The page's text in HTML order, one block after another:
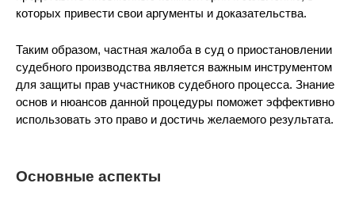
которых привести свои аргументы и доказательства.
Таким образом, частная жалоба в суд о приостановлении
судебного производства является важным инструментом
для защиты прав участников судебного процесса. Знание
основ и нюансов данной процедуры поможет эффективно
использовать это право и достичь желаемого результата.
Основные аспекты